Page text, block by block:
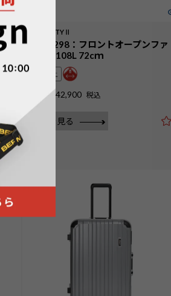
EURO CITYⅡ
No.60298：フロントオープンファ
スナー108L 72cｍ
5泊以上
¥ 42,900 税込
詳細を見る